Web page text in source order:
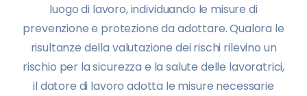
luogo di lavoro, individuando le misure di
prevenzione e protezione da adottare. Qualora le
risultanze della valutazione dei rischi rilevino un
rischio per la sicurezza e la salute delle lavoratrici,
il datore di lavoro adotta le misure necessarie